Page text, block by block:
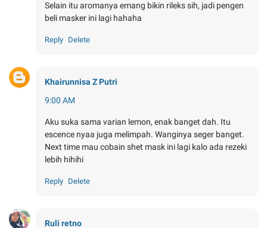
Selain itu aromanya emang bikin rileks sih, jadi pengen
beli masker ini lagi hahaha
Reply Delete
Khairunnisa Z Putri
9:00 AM
Aku suka sama varian lemon, enak banget dah. Itu
escence nyaa juga melimpah. Wanginya seger banget.
Next time mau cobain shet mask ini lagi kalo ada rezeki
lebih hihihi
Reply Delete
Ruli retno